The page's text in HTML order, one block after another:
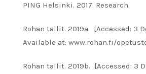
PING Helsinki. 2017. Research.
Rohan tallit. 2019a. [Accessed: 3
Available at: www.rohan.fi/
Rohan tallit. 2019b. [Accessed: 3